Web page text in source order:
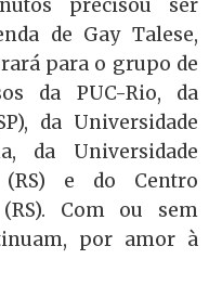
precisou ser
de Gay Talese,
para o grupo de
da PUC-Rio, da
da Universidade
da Universidade
e do Centro
Com ou sem
por amor à